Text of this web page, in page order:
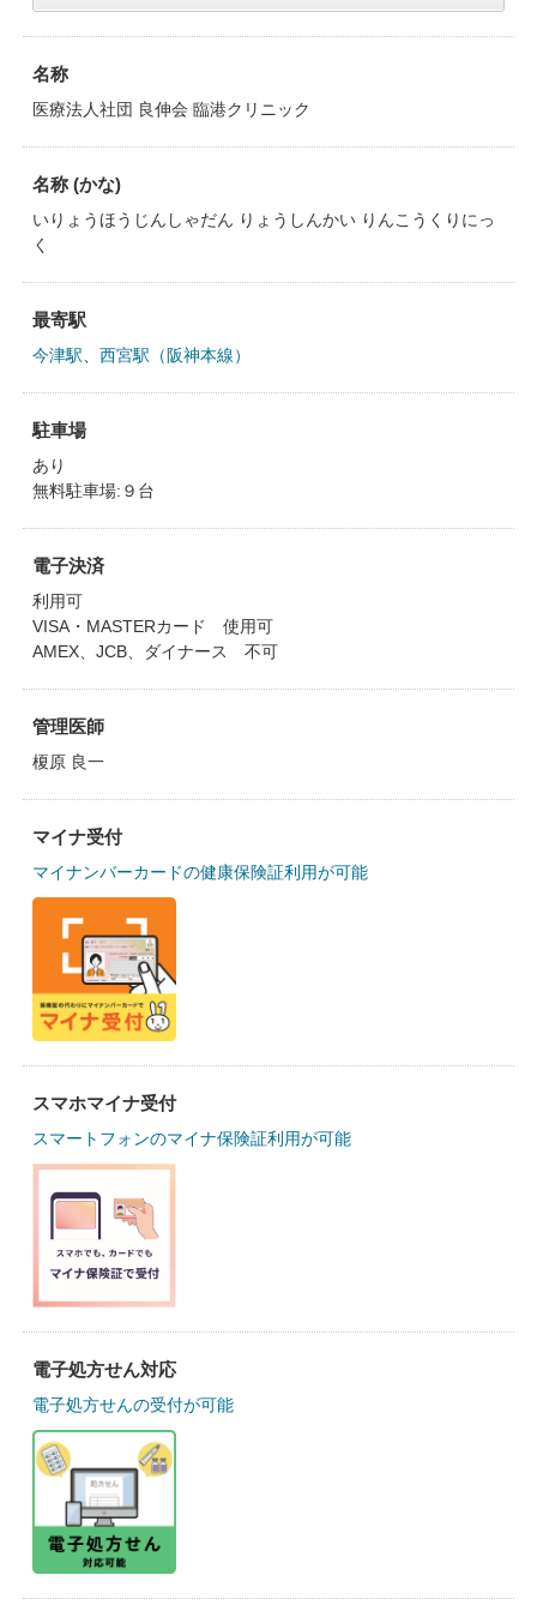
名称
医療法人社団 良伸会 臨港クリニック
名称 (かな)
いりょうほうじんしゃだん りょうしんかい りんこうくりにっ
く
最寄駅
今津駅 西宮駅（阪神本線）
駐車場
あり
無料駐車場:９台
電子決済
利用可
VISA・MASTERカード 使用可
AMEX、JCB、ダイナース 不可
管理医師
榎原 良一
マイナ受付
マイナンバーカードの健康保険証利用が可能
スマホマイナ受付
スマートフォンのマイナ保険証利用が可能
電子処方せん対応
電子処方せんの受付が可能